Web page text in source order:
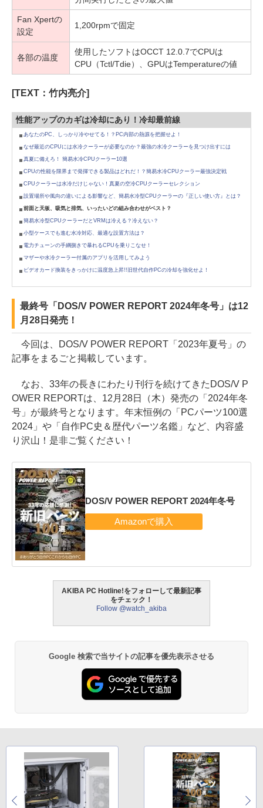
Fan Xpertの
設定
1,200rpmで固定
各部の温度
使用したソフトはOCCT 12.0.7でCPUは
CPU（Tctl/Tdie）、GPUはTemperatureの値
[TEXT：竹内亮介]
性能アップのカギは冷却にあり！冷却最前線
あなたのPC、しっかり冷やせてる！？PC内部の熱源を把握せよ！
なぜ最近のCPUには水冷クーラーが必要なのか？最強の水冷クーラーを見つけ出すには
真夏に備えろ！ 簡易水冷CPUクーラー10選
CPUの性能を限界まで発揮できる製品はどれだ！？簡易水冷CPUクーラー最強決定戦
CPUクーラーは水冷だけじゃない！真夏の空冷CPUクーラーセレクション
設置場所や風向の違いによる影響など、簡易水冷型CPUクーラーの『正しい使い方』とは？
前面と天板、吸気と排気、いったいどの組み合わせがベスト？
簡易水冷型CPUクーラーだとVRMは冷える？冷えない？
小型ケースでも進む水冷対応、最適な設置方法は？
電力チューンの手綱捌きで暴れるCPUを乗りこなせ！
マザーや水冷クーラー付属のアプリを活用してみよう
ビデオカード換装をきっかけに温度急上昇!!旧世代自作PCの冷却を強化せよ！
最終号「DOS/V POWER REPORT 2024年冬号」は12
月28日発売！
今回は、DOS/V POWER REPORT「2023年夏号」の
記事をまるごと掲載しています。
なお、33年の長きにわたり刊行を続けてきたDOS/V P
OWER REPORTは、12月28日（木）発売の「2024年冬
号」が最終号となります。年末恒例の「PCパーツ100選
2024」や「自作PC史＆歴代パーツ名鑑」など、内容盛
り沢山！是非ご覧ください！
DOS/V POWER REPORT 2024年冬号
AKIBA PC Hotline!をフォローして最新記事
をチェック！
Follow @watch_akiba
Google 検索で当サイトの記事を優先表示させる